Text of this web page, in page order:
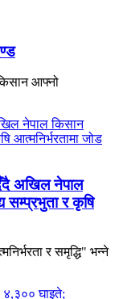
आफ्नो
अखिल नेपाल
सम्प्रभुता र कृषि
र समृद्धि" भन्ने